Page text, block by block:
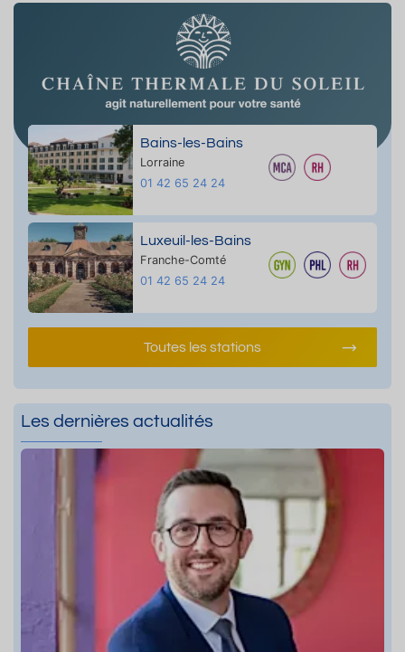
Bains-les-Bains
Lorraine
01 42 65 24 24
Luxeuil-les-Bains
Franche-Comté
01 42 65 24 24
Toutes les stations
Les dernières actualités